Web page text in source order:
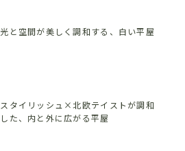
光と空間が美しく調和する、白い平屋
スタイリッシュ×北欧テイストが調和
した、内と外に広がる平屋